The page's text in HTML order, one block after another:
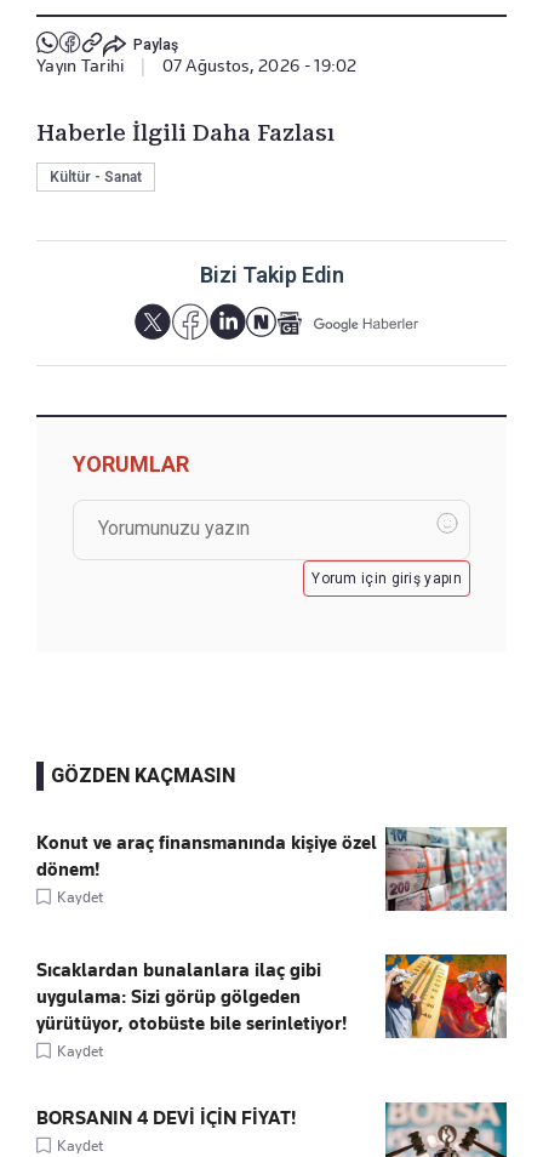
Paylaş
Yayın Tarihi 07 Ağustos, 2026 - 19:02
Haberle İlgili Daha Fazlası
Kültür - Sanat
Bizi Takip Edin
YORUMLAR
Yorum için giriş yapın
GÖZDEN KAÇMASIN
Konut ve araç finansmanında kişiye özel
dönem!
Kaydet
Sıcaklardan bunalanlara ilaç gibi
uygulama: Sizi görüp gölgeden
yürütüyor, otobüste bile serinletiyor!
Kaydet
BORSANIN 4 DEVİ İÇİN FİYAT!
Kaydet